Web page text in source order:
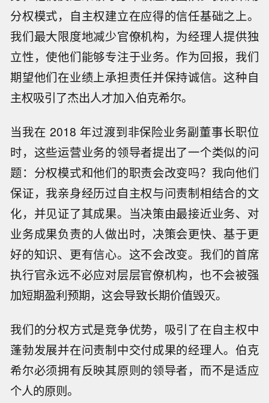
分权模式，自主权建立在应得的信任基础之上。
我们最大限度地减少官僚机构，为经理人提供独
立性，使他们能够专注于业务。作为回报，我们
期望他们在业绩上承担责任并保持诚信。这种自
主权吸引了杰出人才加入伯克希尔。
当我在 2018 年过渡到非保险业务副董事长职位
时，这些运营业务的领导者提出了一个类似的问
题：分权模式和他们的职责会改变吗？我向他们
保证，我亲身经历过自主权与问责制相结合的文
化，并见证了其成果。当决策由最接近业务、对
业务成果负责的人做出时，决策会更快、基于更
好的知识、更有信心。这不会改变。我们的首席
执行官永远不必应对层层官僚机构，也不会被强
加短期盈利预期，这会导致长期价值毁灭。
我们的分权方式是竞争优势，吸引了在自主权中
蓬勃发展并在问责制中交付成果的经理人。伯克
希尔必须拥有反映其原则的领导者，而不是适应
个人的原则。